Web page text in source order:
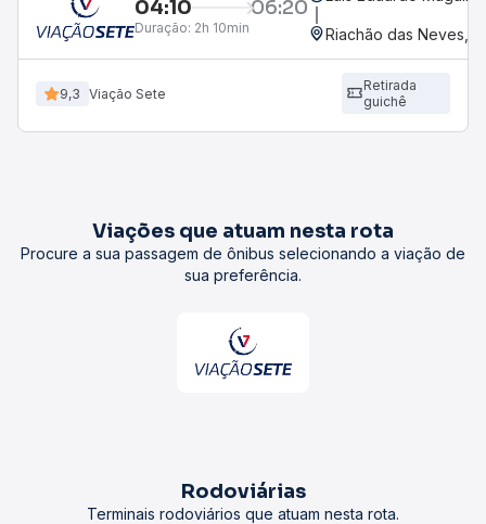
04:10 06:20
Duração: 2h 10min Riachão das Neves,
9,3 Viação Sete
Retirada
guichê
Viações que atuam nesta rota
Procure a sua passagem de ônibus selecionando a viação de
sua preferência.
Rodoviárias
Terminais rodoviários que atuam nesta rota.